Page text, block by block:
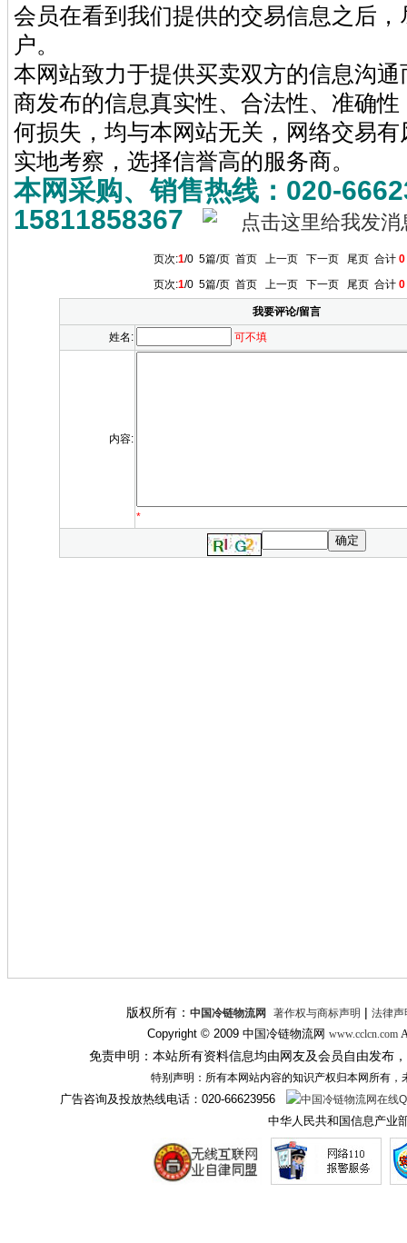
会员在看到我们提供的交易信息之后
户。
本网站致力于提供买卖双方的信息沟
商发布的信息真实性、合法性、准确
何损失，均与本网站无关，网络交易
实地考察，选择信誉高的服务商。
本网采购、销售热线：020-
15811858367
版权所有： 中国冷链物流网 著作权与商标声明 | 法律声
Copyright © 2009 中国冷链物流网 www.cclcn.com
免责申明：本站所有资料信息均由网友及会员自由发布
特别声明：所有本网站内容的知识产权归本网所有
广告咨询及投放热线电话： 020-66623956
中华人民共和国信息产业